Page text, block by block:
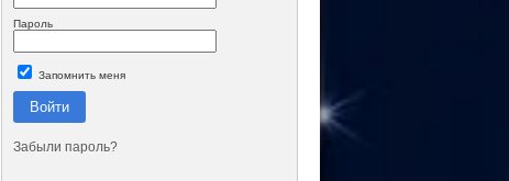
Пароль
Запомнить меня
Войти
Забыли пароль?